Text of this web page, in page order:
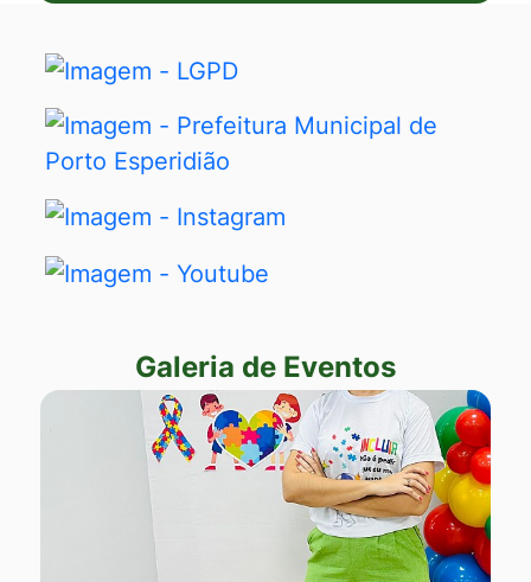
Seção Banners Links Úteis
Banner
Banner
Prefeitura
de
Porto
Esperidião
Banner
Instagram
Banner
Youtube
Seção Galeria de Eventos
Galeria de Eventos